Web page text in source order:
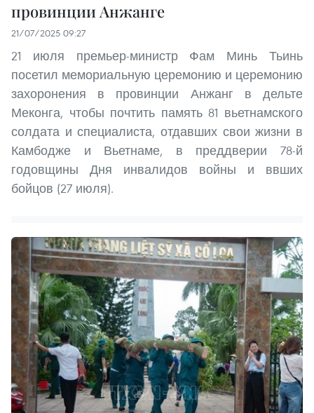
провинции Анжанге
21/07/2025 09:27
21 июля премьер-министр Фам Минь Тьинь
посетил мемориальную церемонию и церемонию
захоронения в провинции Анжанг в дельте
Меконга, чтобы почтить память 81 вьетнамского
солдата и специалиста, отдавших свои жизни в
Камбодже и Вьетнаме, в преддверии 78-й
годовщины Дня инвалидов войны и ввших
бойцов (27 июля).